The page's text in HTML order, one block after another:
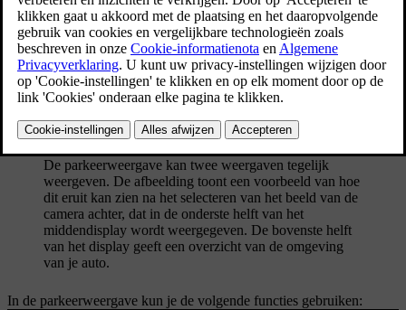
De parkeerweergave kan twee weergaven tegelijk
weergeven. De afbeelding toont een voorbeeld van hoe
dit eruit kan zien na het selecteren van het beeld van de
camera achter, dat in de onderste helft van het
middendisplay wordt weergegeven. De bovenste helft
van het display geeft een overzicht van de omgeving
van je auto.
In de parkeerweergave kun je de volgende functies gebruiken: